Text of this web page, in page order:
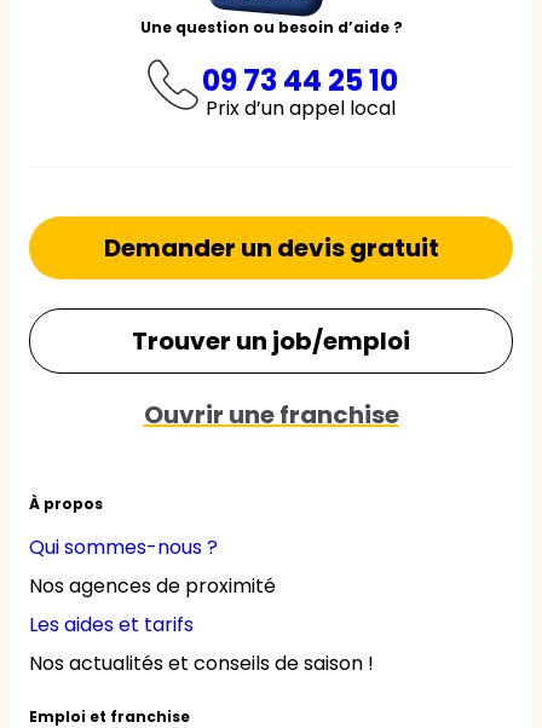
Une question ou besoin d’aide ?
09 73 44 25 10
Prix d’un appel local
À propos
Qui sommes-nous ?
Nos agences de proximité
Les aides et tarifs
Nos actualités et conseils de saison !
Emploi et franchise
Demander un devis gratuit
Trouver un job/emploi
Ouvrir une franchise